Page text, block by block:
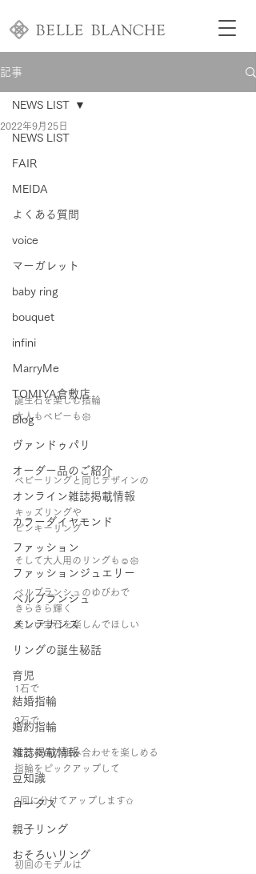
記事
NEWS LIST
FAIR
MEIDA
よくある質問
voice
マーガレット
baby ring
bouquet
infini
ＭarryMe
TOMIYA倉敷店
Blog
ヴァンドゥパリ
オーダー品のご紹介
オンライン雑誌掲載情報
カラーダイヤモンド
ファッション
ファッションジュエリー
ベルブランシュ
メンテナンス
リングの誕生秘話
育児
結婚指輪
婚約指輪
雑誌掲載情報
豆知識
ロータス
親子リング
おそろいリング
NEWS LIST
2022年9月25日
誕生石を楽しむ指輪
大人もベビーも𑁍
ベビーリングと同じデザインの
キッズリングや
ピンキーリング
そして大人用のリングも☺︎︎𑁍
ベルブランシュのゆびわで
きらきら輝く
美しい宝石を楽しんでほしい
1石で
3石で
宝石の色の組み合わせを楽しめる
指輪をピックアップして
3回に分けてアップします✩
初回のモデルは